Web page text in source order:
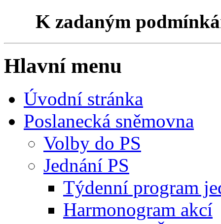
K zadaným
Hlavní menu
Úvodní stránka
Poslanecká sněmovna
Volby do PS
Jednání PS
Týdenní program
Harmonogram akcí